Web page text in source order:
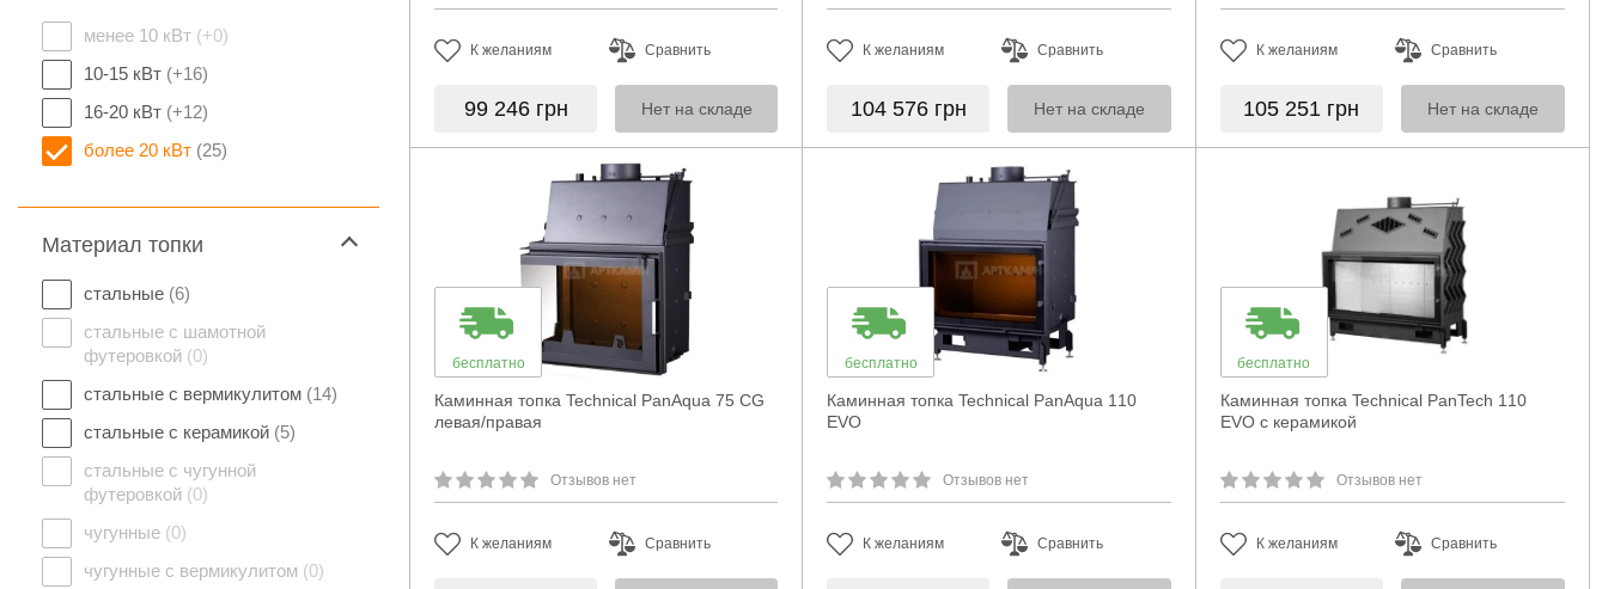
менее 10 кВт (+0)
10-15 кВт (+16)
16-20 кВт (+12)
более 20 кВт (25)
Материал топки
стальные (6)
стальные с шамотной
футеровкой (0)
стальные с вермикулитом (14)
стальные с керамикой (5)
стальные с чугунной
футеровкой (0)
чугунные (0)
чугунные с вермикулитом (0)
К желаниям Сравнить
99 246 грн Нет на складе
К желаниям Сравнить
104 576 грн Нет на складе
К желаниям Сравнить
105 251 грн Нет на складе
бесплатно
Каминная топка Technical PanAqua 75 CG
левая/правая
Отзывов нет
К желаниям Сравнить
бесплатно
Каминная топка Technical PanAqua 110
EVO
Отзывов нет
К желаниям Сравнить
бесплатно
Каминная топка Technical PanTech 110
EVO с керамикой
Отзывов нет
К желаниям Сравнить